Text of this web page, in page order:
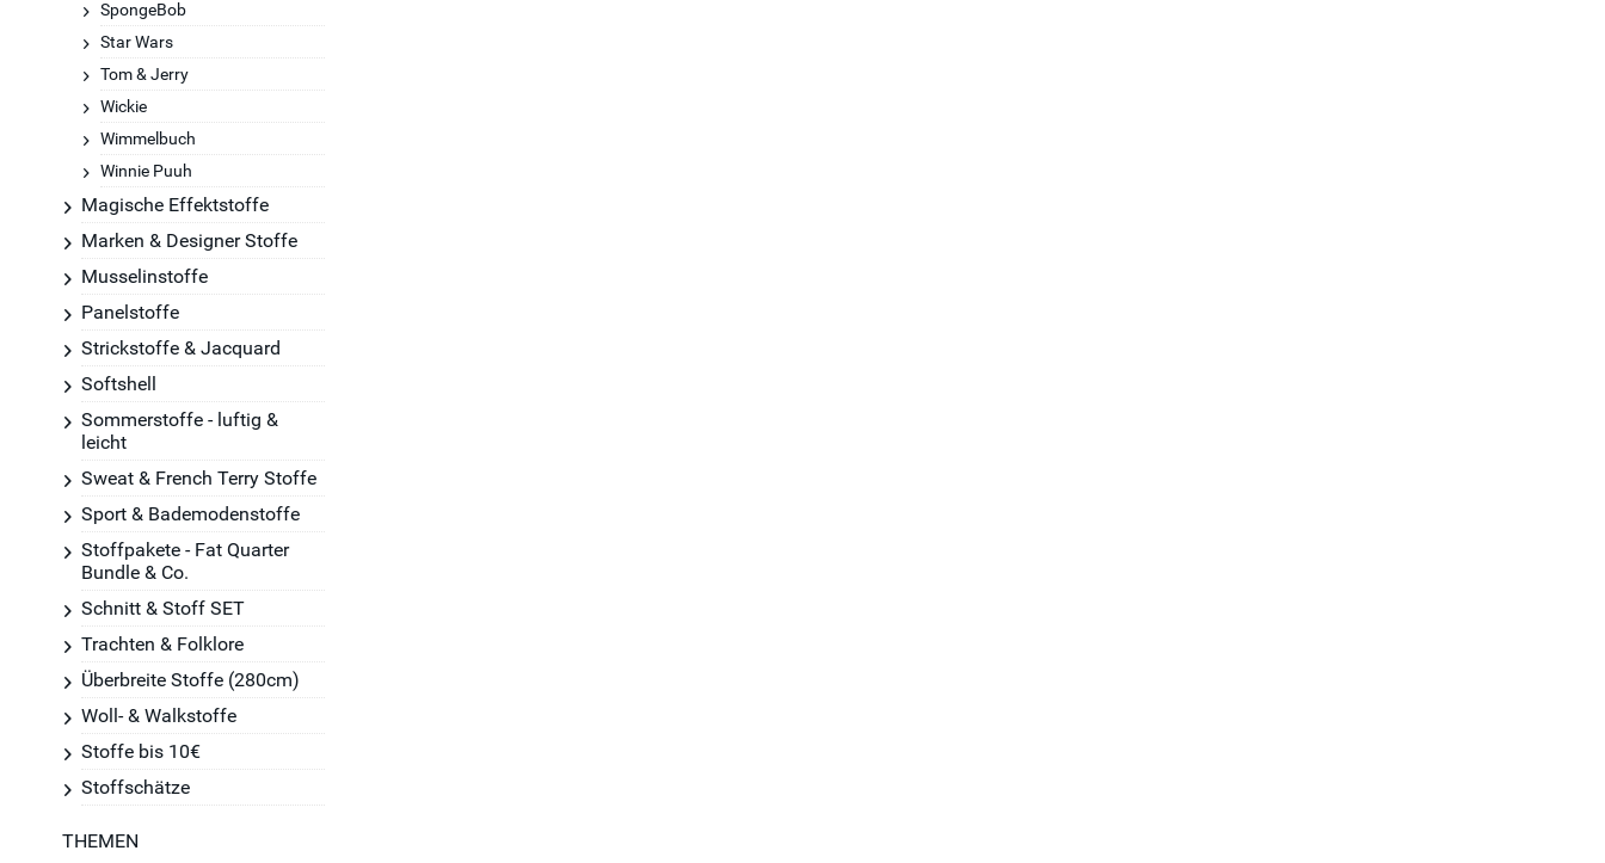
SpongeBob
Star Wars
Tom & Jerry
Wickie
Wimmelbuch
Winnie Puuh
Magische Effektstoffe
Marken & Designer Stoffe
Musselinstoffe
Panelstoffe
Strickstoffe & Jacquard
Softshell
Sommerstoffe - luftig &
leicht
Sweat & French Terry Stoffe
Sport & Bademodenstoffe
Stoffpakete - Fat Quarter
Bundle & Co.
Schnitt & Stoff SET
Trachten & Folklore
Überbreite Stoffe (280cm)
Woll- & Walkstoffe
Stoffe bis 10€
Stoffschätze
THEMEN